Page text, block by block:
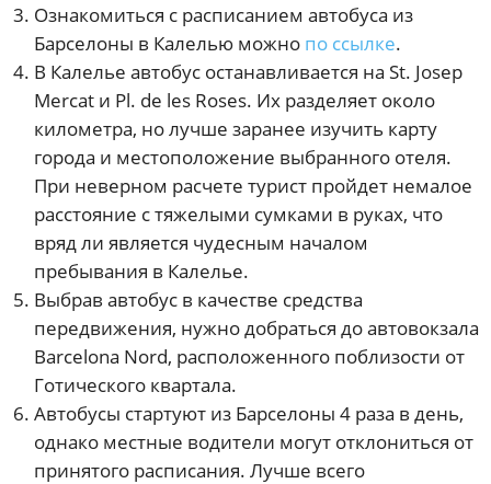
Ознакомиться с расписанием автобуса из
Барселоны в Калелью можно по ссылке.
В Калелье автобус останавливается на St. Josep
Mercat и Pl. de les Roses. Их разделяет около
километра, но лучше заранее изучить карту
города и местоположение выбранного отеля.
При неверном расчете турист пройдет немалое
расстояние с тяжелыми сумками в руках, что
вряд ли является чудесным началом
пребывания в Калелье.
Выбрав автобус в качестве средства
передвижения, нужно добраться до автовокзала
Barcelona Nord, расположенного поблизости от
Готического квартала.
Автобусы стартуют из Барселоны 4 раза в день,
однако местные водители могут отклониться от
принятого расписания. Лучше всего